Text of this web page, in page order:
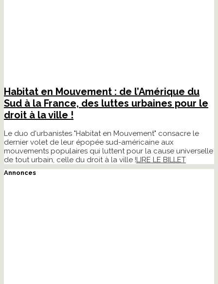
Habitat en Mouvement : de l’Amérique du
Sud à la France, des luttes urbaines pour le
droit à la ville !
Le duo d'urbanistes "Habitat en Mouvement" consacre le
dernier volet de leur épopée sud-américaine aux
mouvements populaires qui luttent pour la cause universelle
de tout urbain, celle du droit à la ville !LIRE LE BILLET
Annonces